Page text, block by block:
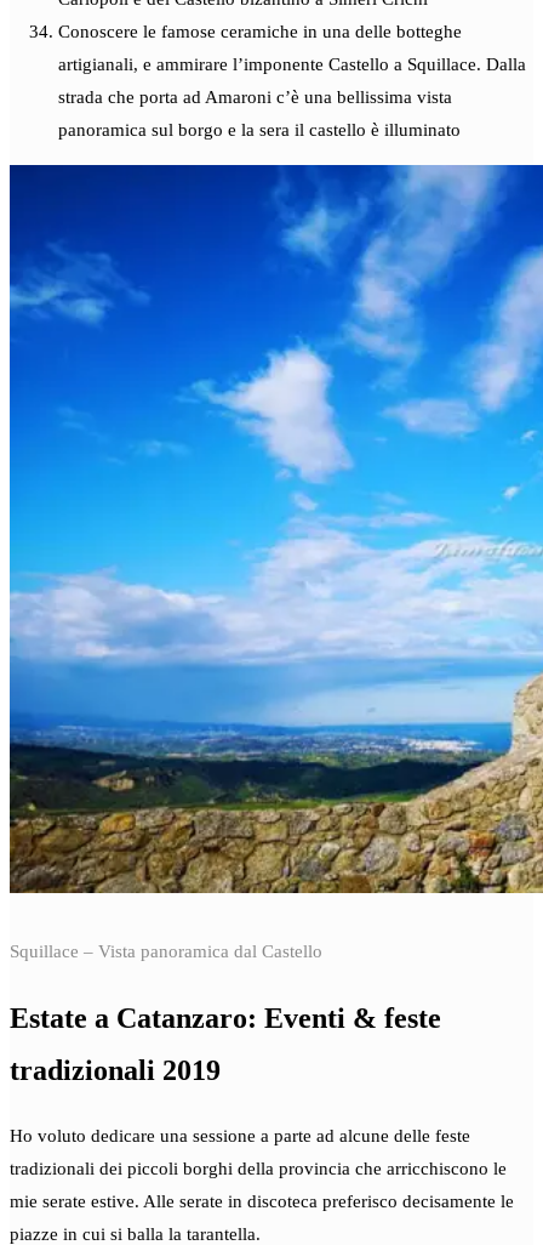
Conoscere le famose ceramiche in una delle botteghe
artigianali, e ammirare l’imponente Castello a Squillace. Dalla
strada che porta ad Amaroni c’è una bellissima vista
panoramica sul borgo e la sera il castello è illuminato
Squillace – Vista panoramica dal Castello
Estate a Catanzaro: Eventi & feste
tradizionali 2019
Ho voluto dedicare una sessione a parte ad alcune delle feste
tradizionali dei piccoli borghi della provincia che arricchiscono le
mie serate estive. Alle serate in discoteca preferisco decisamente le
piazze in cui si balla la tarantella.